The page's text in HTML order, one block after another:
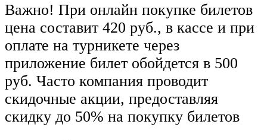
Важно! При онлайн покупке билетов
цена составит 420 руб., в кассе и при
оплате на турникете через
приложение билет обойдется в 500
руб. Часто компания проводит
скидочные акции, предоставляя
скидку до 50% на покупку билетов